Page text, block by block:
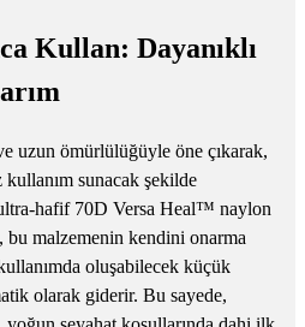
Kullan: Dayanıklı
uzun ömürlülüğüyle öne çıkarak,
sunacak şekilde
hafif 70D Versa Heal™ naylon
malzemenin kendini onarma
oluşabilecek küçük
olarak giderir. Bu sayede,